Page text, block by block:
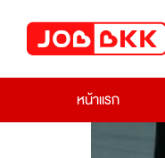
หน้าแรก